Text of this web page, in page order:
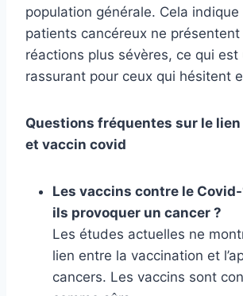
population générale. Cela indique
patients cancéreux ne présentent
réactions plus sévères, ce qui est
rassurant pour ceux qui hésitent
Questions fréquentes sur le
et vaccin covid
Les vaccins contre le
ils provoquer un cancer ?
Les études actuelles ne
lien entre la vaccination et
cancers. Les vaccins sont